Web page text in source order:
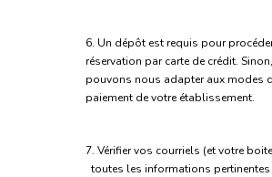
6. Un dépôt est requis pour
réservation par carte de crédit.
pouvons nous adapter aux modes
paiement de votre établissement.
7. Vérifier vos courriels (et votre
toutes les informations pertinentes